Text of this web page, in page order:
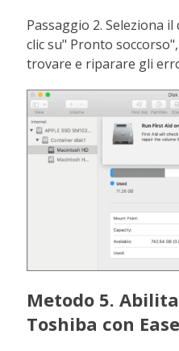
Passaggio 2. Seleziona
clic su" Pronto
trovare e riparare gli
Metodo 5.
Toshiba con